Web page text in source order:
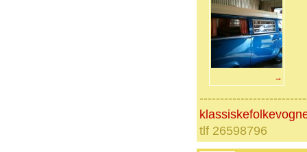
→
tlf 26598796